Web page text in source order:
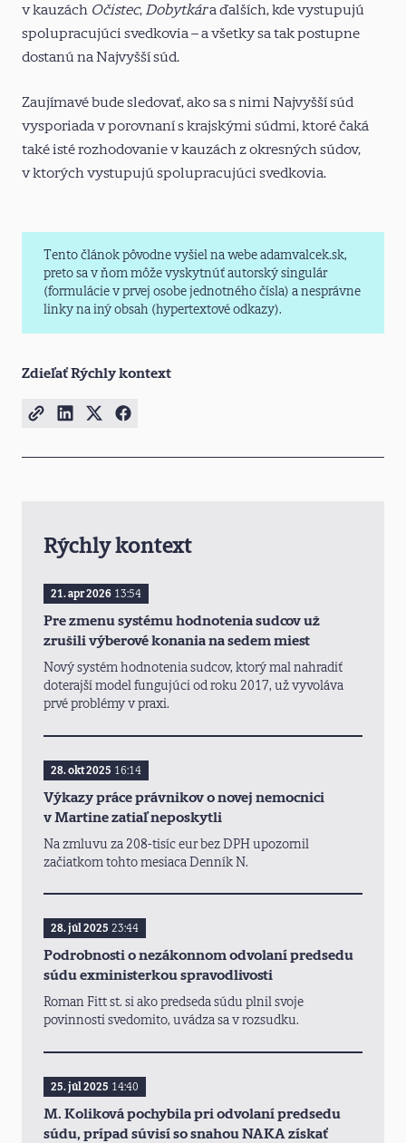
v kauzách Očistec,Dobytkára ďalších, kde vystupujú
spolupracujúci svedkovia – a všetky sa tak postupne
dostanú na Najvyšší súd.
Zaujímavé bude sledovať, ako sa s nimi Najvyšší súd
vysporiada v porovnaní s krajskými súdmi, ktoré čaká
také isté rozhodovanie v kauzách z okresných súdov,
v ktorých vystupujú spolupracujúci svedkovia.
Tento článok pôvodne vyšiel na webe adamvalcek.sk,
preto sa v ňom môže vyskytnúť autorský singulár
(formulácie v prvej osobe jednotného čísla) a nesprávne
linky na iný obsah (hypertextové odkazy).
Zdieľať Rýchly kontext
Rýchly kontext
21. apr 2026 13:54
Pre zmenu systému hodnotenia sudcov už
zrušili výberové konania na sedem miest
Nový systém hodnotenia sudcov, ktorý mal nahradiť
doterajší model fungujúci od roku 2017, už vyvoláva
prvé problémy v praxi.
28. okt 2025 16:14
Výkazy práce právnikov o novej nemocnici
v Martine zatiaľ neposkytli
Na zmluvu za 208-tisíc eur bez DPH upozornil
začiatkom tohto mesiaca Denník N.
28. júl 2025 23:44
Podrobnosti o nezákonnom odvolaní predsedu
súdu exministerkou spravodlivosti
Roman Fitt st. si ako predseda súdu plnil svoje
povinnosti svedomito, uvádza sa v rozsudku.
25. júl 2025 14:40
M. Koliková pochybila pri odvolaní predsedu
súdu, prípad súvisí so snahou NAKA získať